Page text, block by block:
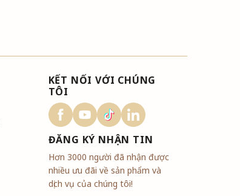
KẾT NỐI VỚI CHÚNG
TÔI
ĐĂNG KÝ NHẬN TIN
Hơn 3000 người đã nhận được
nhiều ưu đãi về sản phẩm và
dịch vụ của chúng tôi!